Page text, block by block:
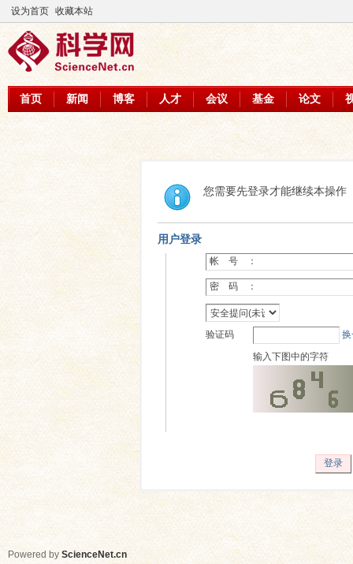
设为首页 收藏本站
首页 新闻 博客 人才 会议 基金 论文
您需要先登录才能继续本操作
用户登录
帐 号 ：
密 码 ：
验证码
输入下图中的字符
登录
Powered by ScienceNet.cn